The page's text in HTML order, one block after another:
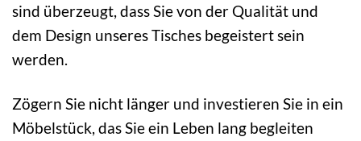
sind überzeugt, dass Sie von der Qualität und
dem Design unseres Tisches begeistert sein
werden.
Zögern Sie nicht länger und investieren Sie in ein
Möbelstück, das Sie ein Leben lang begleiten